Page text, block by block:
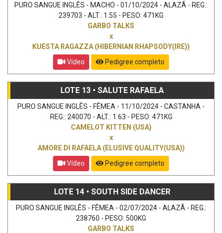
PURO SANGUE INGLÊS - MACHO - 01/10/2024 - ALAZÃ - REG.:
239703 - ALT.: 1.55 - PESO: 471KG
GARBO TALKS
x
KUESTA RAGAZZA (HIBERNIAN RHAPSODY(IRE))
Vídeo
Pedigree completo
LOTE 13 • SALUTE RAFAELA
PURO SANGUE INGLÊS - FÊMEA - 11/10/2024 - CASTANHA -
REG.: 240070 - ALT.: 1.63 - PESO: 471KG
CAMELOT KITTEN (USA)
x
AMORE DI RAFAELA (ELUSIVE QUALITY(USA))
Vídeo
Pedigree completo
LOTE 14 • SOUTH SIDE DANCER
PURO SANGUE INGLÊS - FÊMEA - 02/07/2024 - ALAZÃ - REG.:
238760 - PESO: 500KG
GARBO TALKS